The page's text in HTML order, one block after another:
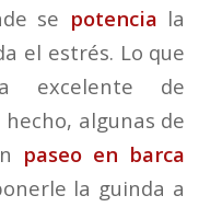
se potencia la
el estrés. Lo que
excelente de
algunas de
paseo en barca
la guinda a